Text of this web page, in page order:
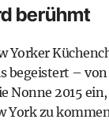
berühmt
Yorker
begeistert –
Nonne 2015
York zu